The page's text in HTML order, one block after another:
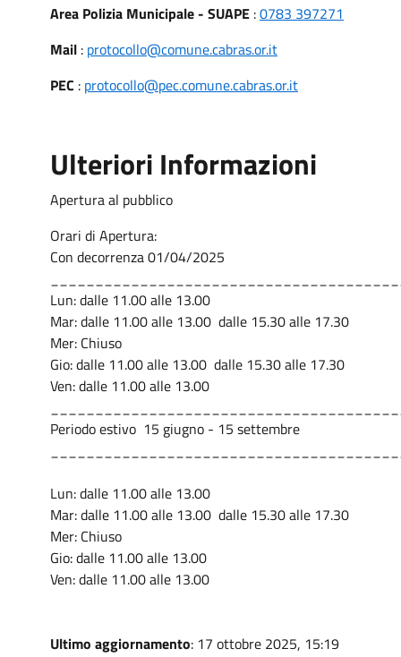
Area Polizia Municipale - SUAPE :0783 397271
Mail : protocollo@comune.cabras.or.it
PEC : protocollo@pec.comune.cabras.or.it
Ulteriori Informazioni
Apertura al pubblico
Orari di Apertura:
Con decorrenza 01/04/2025
Lun: dalle 11.00 alle 13.00
Mar: dalle 11.00 alle 13.00 dalle 15.30 alle 17.30
Mer: Chiuso
Gio: dalle 11.00 alle 13.00 dalle 15.30 alle 17.30
Ven: dalle 11.00 alle 13.00
Periodo estivo 15 giugno - 15 settembre
Lun: dalle 11.00 alle 13.00
Mar: dalle 11.00 alle 13.00 dalle 15.30 alle 17.30
Mer: Chiuso
Gio: dalle 11.00 alle 13.00
Ven: dalle 11.00 alle 13.00
Ultimo aggiornamento: 17 ottobre 2025, 15:19